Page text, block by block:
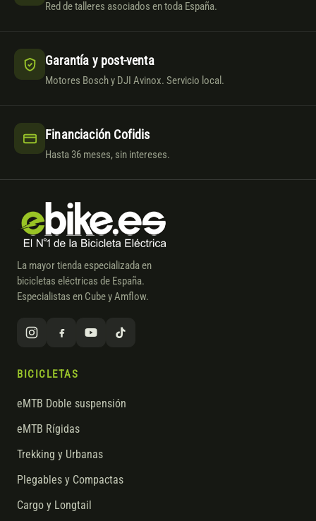
Red de talleres asociados en toda España.
Garantía y post-venta
Motores Bosch y DJI Avinox. Servicio local.
Financiación Cofidis
Hasta 36 meses, sin intereses.
La mayor tienda especializada en
bicicletas eléctricas de España.
Especialistas en Cube y Amflow.
BICICLETAS
eMTB Doble suspensión
eMTB Rígidas
Trekking y Urbanas
Plegables y Compactas
Cargo y Longtail